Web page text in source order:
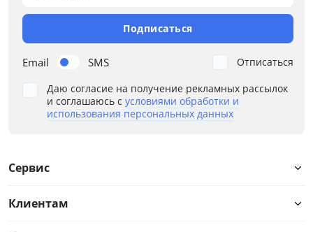
Email SMS
Подписаться
Даю согласие на получение рекламных рассылок
и соглашаюсь с условиями обработки и
использования персональных данных
Отписаться
Сервис
Клиентам